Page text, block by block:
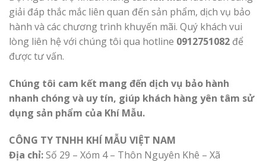
giải đáp thắc mắc liên quan đến sản phẩm, dịch vụ bảo
hành và các chương trình khuyến mãi. Quý khách vui
lòng liên hệ với chúng tôi qua hotline 0912751082 để
được tư vấn.
Chúng tôi cam kết mang đến dịch vụ bảo hành
nhanh chóng và uy tín, giúp khách hàng yên tâm sử
dụng sản phẩm của Khí Mẫu.
CÔNG TY TNHH KHÍ MẪU VIỆT NAM
Địa chỉ:Số 29 – Xóm 4 – Thôn Nguyên Khê – Xã